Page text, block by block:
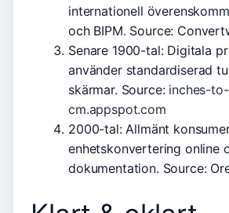
internationell
och BIPM. Source:
Senare 1900-tal: Digitala
använder standardiserad
skärmar. Source: inches-to-
cm.appspot.com
2000-tal: Allmänt
enhetskonvertering online
dokumentation. Source: